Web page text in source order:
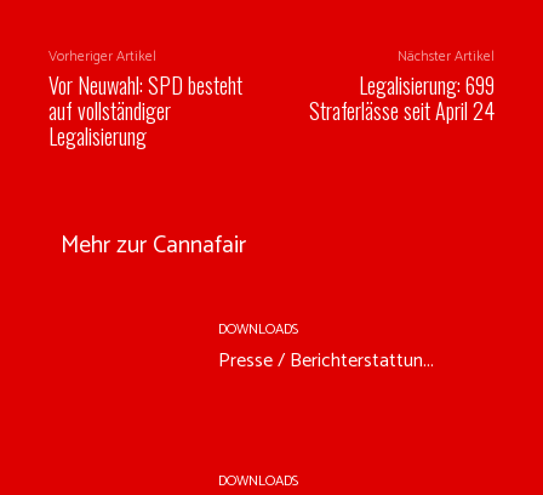
Vorheriger Artikel
Vor Neuwahl: SPD besteht
auf vollständiger
Legalisierung
Nächster Artikel
Legalisierung: 699
Straferlässe seit April 24
Mehr zur Cannafair
DOWNLOADS
Presse / Berichterstattun...
DOWNLOADS